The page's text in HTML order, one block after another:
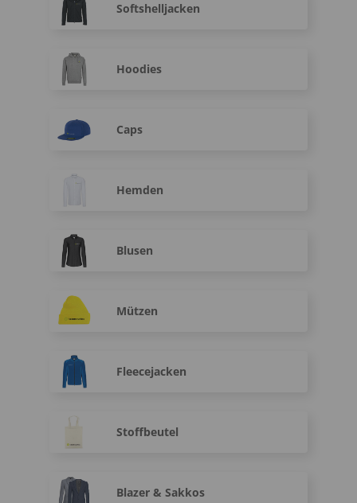
Softshelljacken
Hoodies
Caps
Hemden
Blusen
Mützen
Fleecejacken
Stoffbeutel
Blazer & Sakkos